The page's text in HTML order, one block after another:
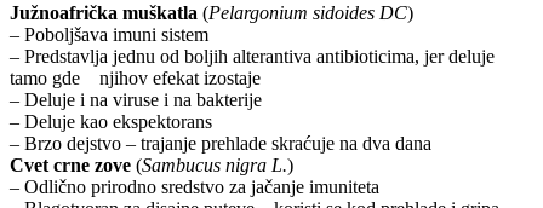
Južnoafrička muškatla (Pelargonium sidoides DC)
– Poboljšava imuni sistem
– Predstavlja jednu od boljih alterantiva antibioticima, jer deluje
tamo gde njihov efekat izostaje
– Deluje i na viruse i na bakterije
– Deluje kao ekspektorans
– Brzo dejstvo – trajanje prehlade skraćuje na dva dana
Cvet crne zove (Sambucus nigra L.)
– Odlično prirodno sredstvo za jačanje imuniteta